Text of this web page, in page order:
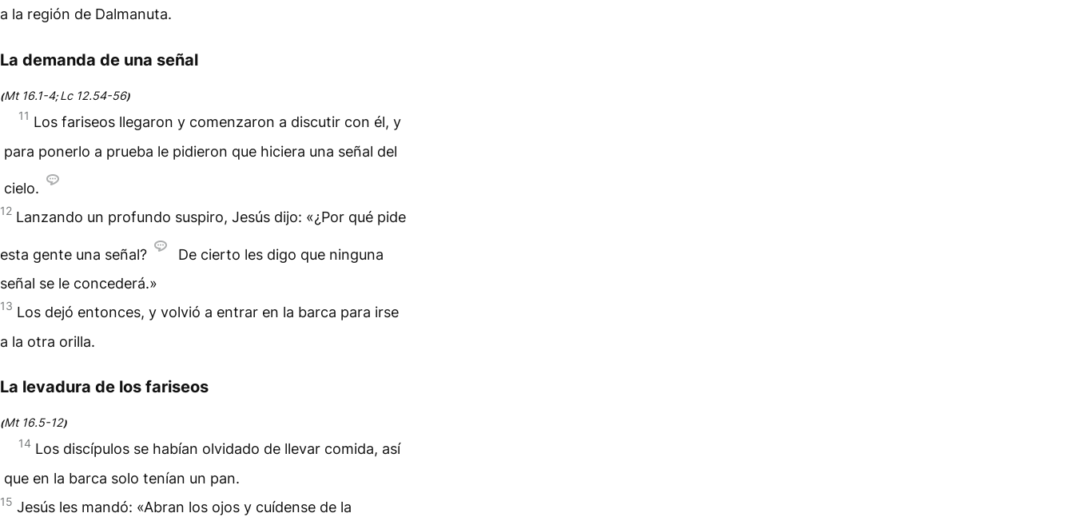
a la región de Dalmanuta.
La demanda de una señal
(Mt 16.1-4;Lc 12.54-56)
11 Los fariseos llegaron y comenzaron a discutir con él, y
para ponerlo a prueba le pidieron que hiciera una señal del
cielo.
12 Lanzando un profundo suspiro, Jesús dijo: «¿Por qué pide
esta gente una señal?
De cierto les digo que ninguna
señal se le concederá.»
13 Los dejó entonces, y volvió a entrar en la barca para irse
a la otra orilla.
La levadura de los fariseos
(Mt 16.5-12)
14 Los discípulos se habían olvidado de llevar comida, así
que en la barca solo tenían un pan.
15 Jesús les mandó: «Abran los ojos y cuídense de la